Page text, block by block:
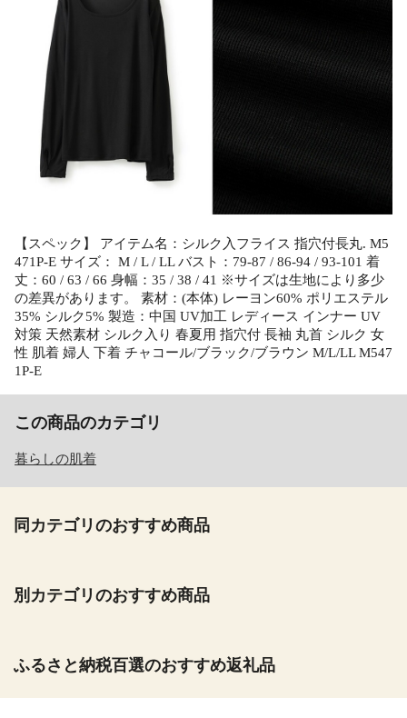
【スペック】 アイテム名：シルク入フライス 指穴付長丸. M5
471P-E サイズ： M / L / LL バスト：79-87 / 86-94 / 93-101 着
丈：60 / 63 / 66 身幅：35 / 38 / 41 ※サイズは生地により多少
の差異があります。 素材：(本体) レーヨン60% ポリエステル
35% シルク5% 製造：中国 UV加工 レディース インナー UV
対策 天然素材 シルク入り 春夏用 指穴付 長袖 丸首 シルク 女
性 肌着 婦人 下着 チャコール/ブラック/ブラウン M/L/LL M547
1P-E
この商品のカテゴリ
暮らしの肌着
同カテゴリのおすすめ商品
別カテゴリのおすすめ商品
ふるさと納税百選のおすすめ返礼品